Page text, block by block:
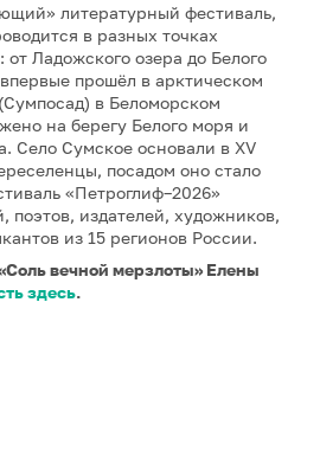
литературный фестиваль,
в разных точках
Ладожского озера до Белого
прошёл в арктическом
в Беломорском
на берегу Белого моря и
Село Сумское основали в XV
посадом оно стало
«Петроглиф–2026»
поэтов, издателей, художников,
из 15 регионов России.
вечной мерзлоты» Елены
здесь.